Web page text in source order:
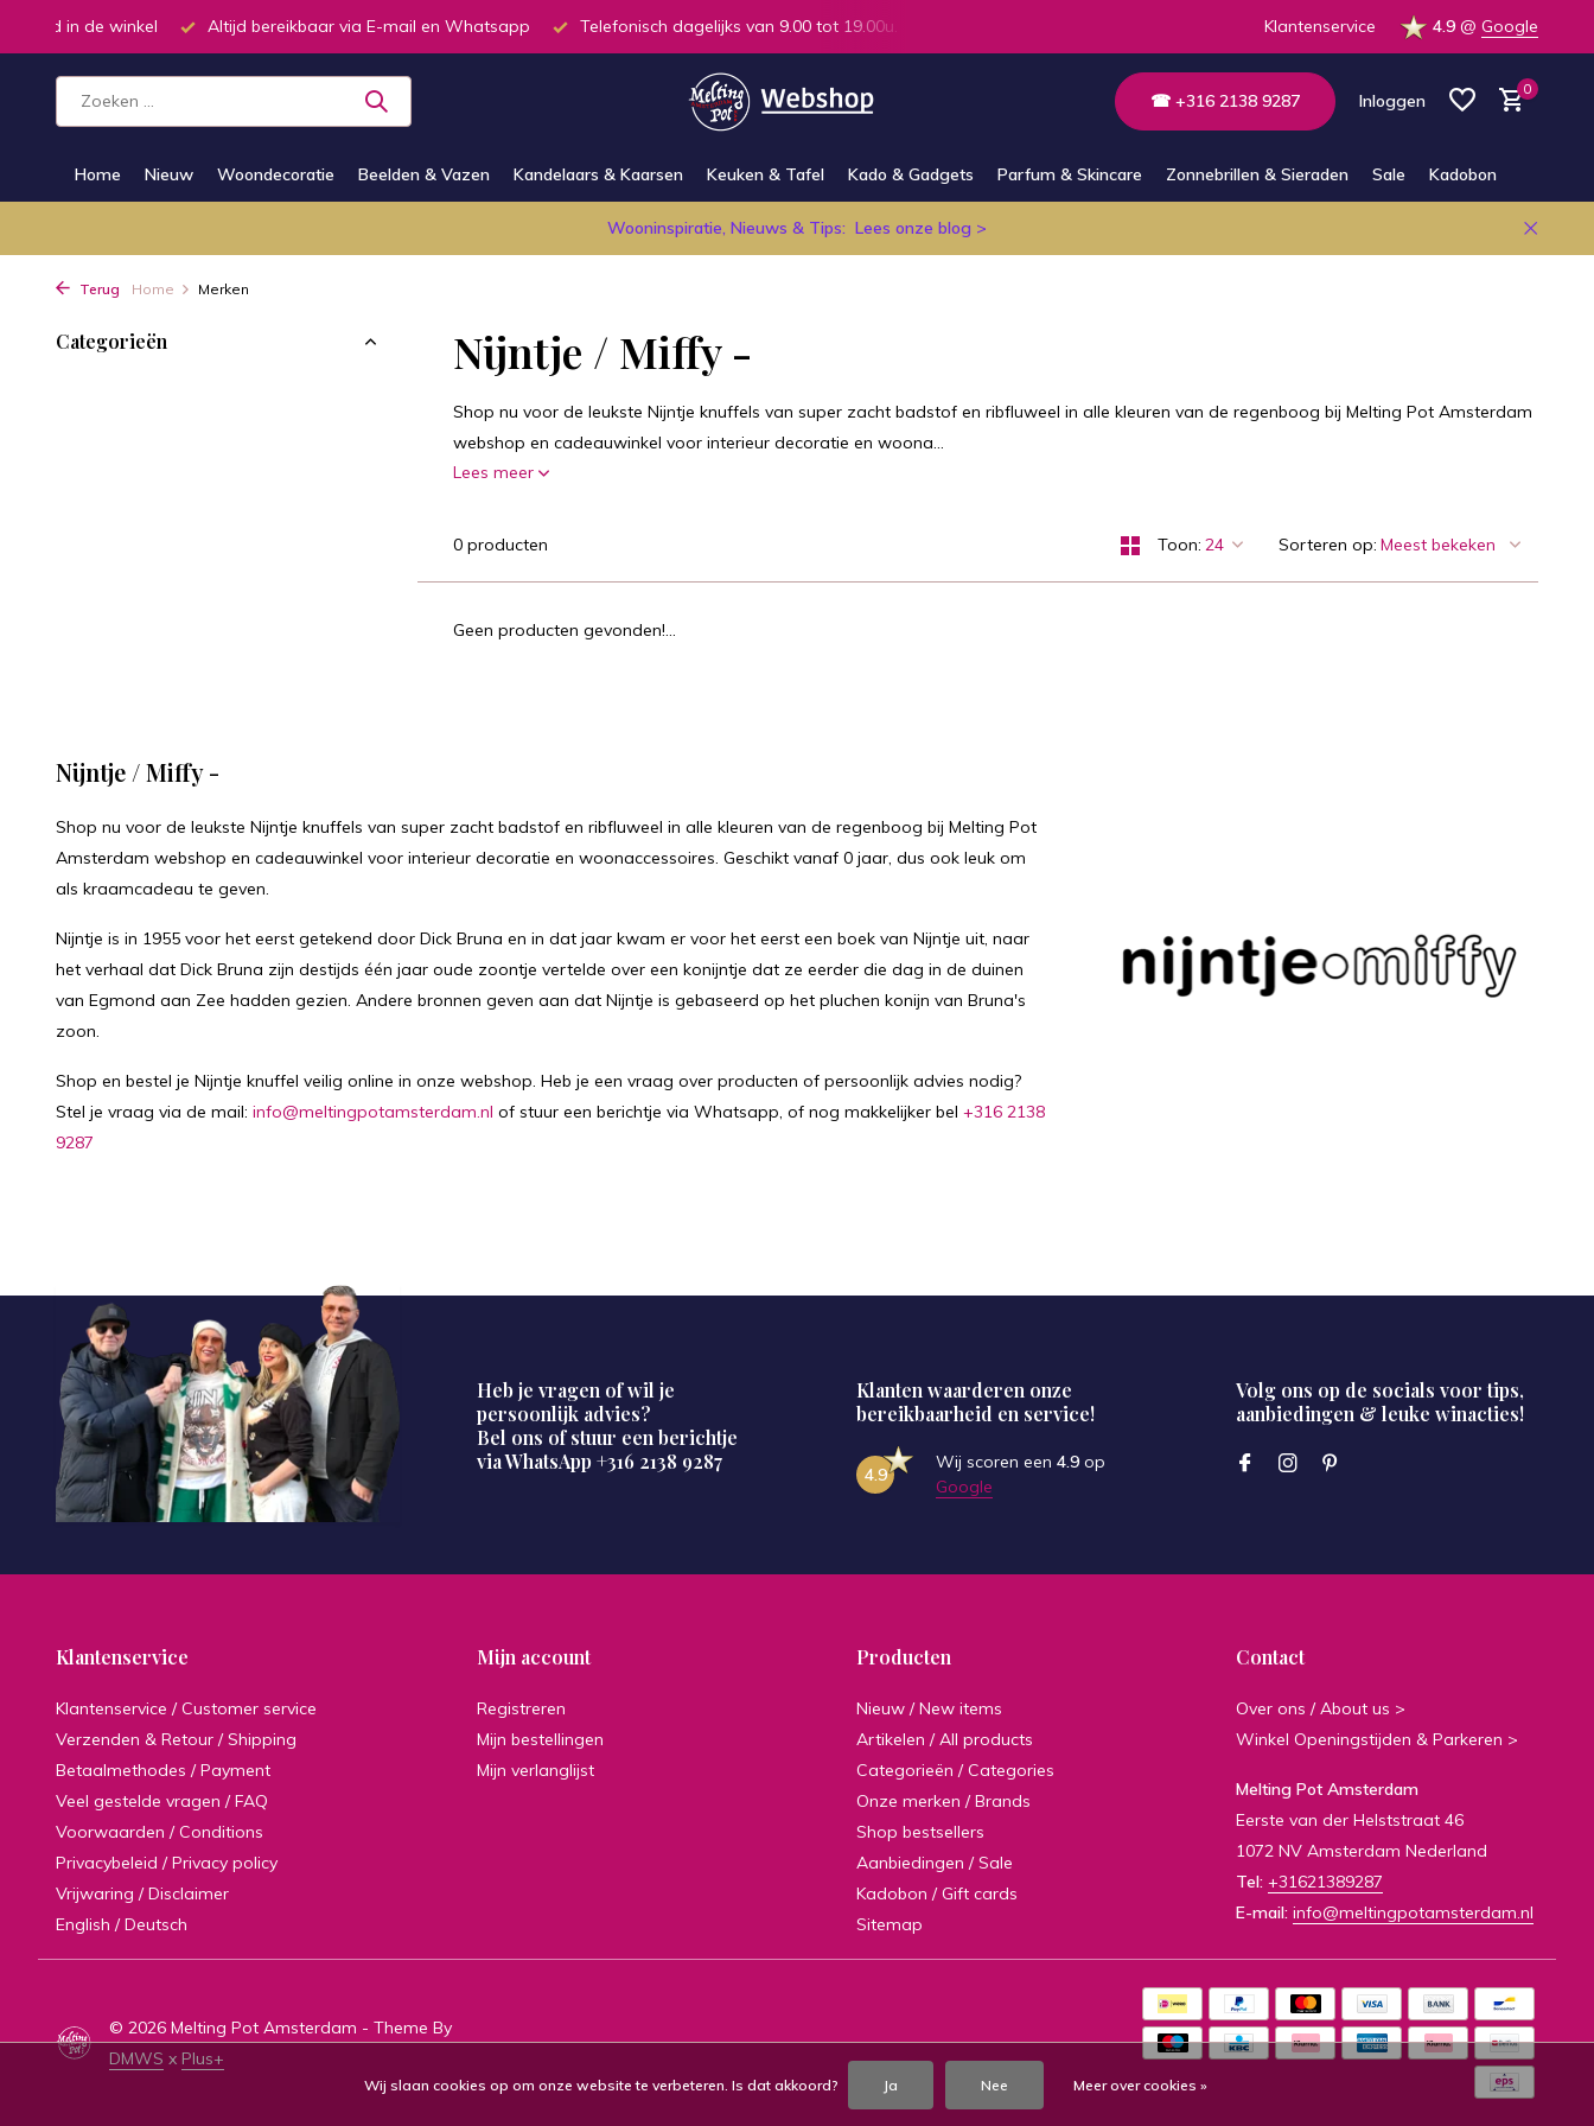
in de winkel Altijd bereikbaar via E-mail en Whatsapp Telefonisch dagelijks van 9.00 tot 19.00u. Klantenservice 4.9 @ Google
☎ +316 2138 9287 Inloggen
0
Home Nieuw Woondecoratie Beelden & Vazen Kandelaars & Kaarsen Keuken & Tafel Kado & Gadgets Parfum & Skincare Zonnebrillen & Sieraden Sale Kadobon
Wooninspiratie, Nieuws & Tips: Lees onze blog >
Terug Home Merken
Categorieën Nijntje / Miffy -
Shop nu voor de leukste Nijntje knuffels van super zacht badstof en ribfluweel in alle kleuren van de regenboog bij Melting Pot Amsterdam
webshop en cadeauwinkel voor interieur decoratie en woona...
Lees meer
0 producten Toon: Sorteren op:
Geen producten gevonden!...
Nijntje / Miffy -
Shop nu voor de leukste Nijntje knuffels van super zacht badstof en ribfluweel in alle kleuren van de regenboog bij Melting Pot
Amsterdam webshop en cadeauwinkel voor interieur decoratie en woonaccessoires. Geschikt vanaf 0 jaar, dus ook leuk om
als kraamcadeau te geven.
Nijntje is in 1955 voor het eerst getekend door Dick Bruna en in dat jaar kwam er voor het eerst een boek van Nijntje uit, naar
het verhaal dat Dick Bruna zijn destijds één jaar oude zoontje vertelde over een konijntje dat ze eerder die dag in de duinen
van Egmond aan Zee hadden gezien. Andere bronnen geven aan dat Nijntje is gebaseerd op het pluchen konijn van Bruna's
zoon.
Shop en bestel je Nijntje knuffel veilig online in onze webshop. Heb je een vraag over producten of persoonlijk advies nodig?
Stel je vraag via de mail: info@meltingpotamsterdam.nl of stuur een berichtje via Whatsapp, of nog makkelijker bel +316 2138
9287
Heb je vragen of wil je
persoonlijk advies?
Bel ons of stuur een berichtje
via WhatsApp +316 2138 9287
Klanten waarderen onze
bereikbaarheid en service!
4.9
Wij scoren een 4.9 op
Google
Volg ons op de socials voor tips,
aanbiedingen & leuke winacties!
Klantenservice
Klantenservice / Customer service
Verzenden & Retour / Shipping
Betaalmethodes / Payment
Veel gestelde vragen / FAQ
Voorwaarden / Conditions
Privacybeleid / Privacy policy
Vrijwaring / Disclaimer
English / Deutsch
Mijn account
Registreren
Mijn bestellingen
Mijn verlanglijst
Producten
Nieuw / New items
Artikelen / All products
Categorieën / Categories
Onze merken / Brands
Shop bestsellers
Aanbiedingen / Sale
Kadobon / Gift cards
Sitemap
Contact
Over ons / About us >
Winkel Openingstijden & Parkeren >
Melting Pot Amsterdam
Eerste van der Helststraat 46
1072 NV Amsterdam Nederland
Tel: +31621389287
E-mail: info@meltingpotamsterdam.nl
© 2026 Melting Pot Amsterdam - Theme By
DMWS x Plus+
Wij slaan cookies op om onze website te verbeteren. Is dat akkoord? Ja Nee Meer over cookies »